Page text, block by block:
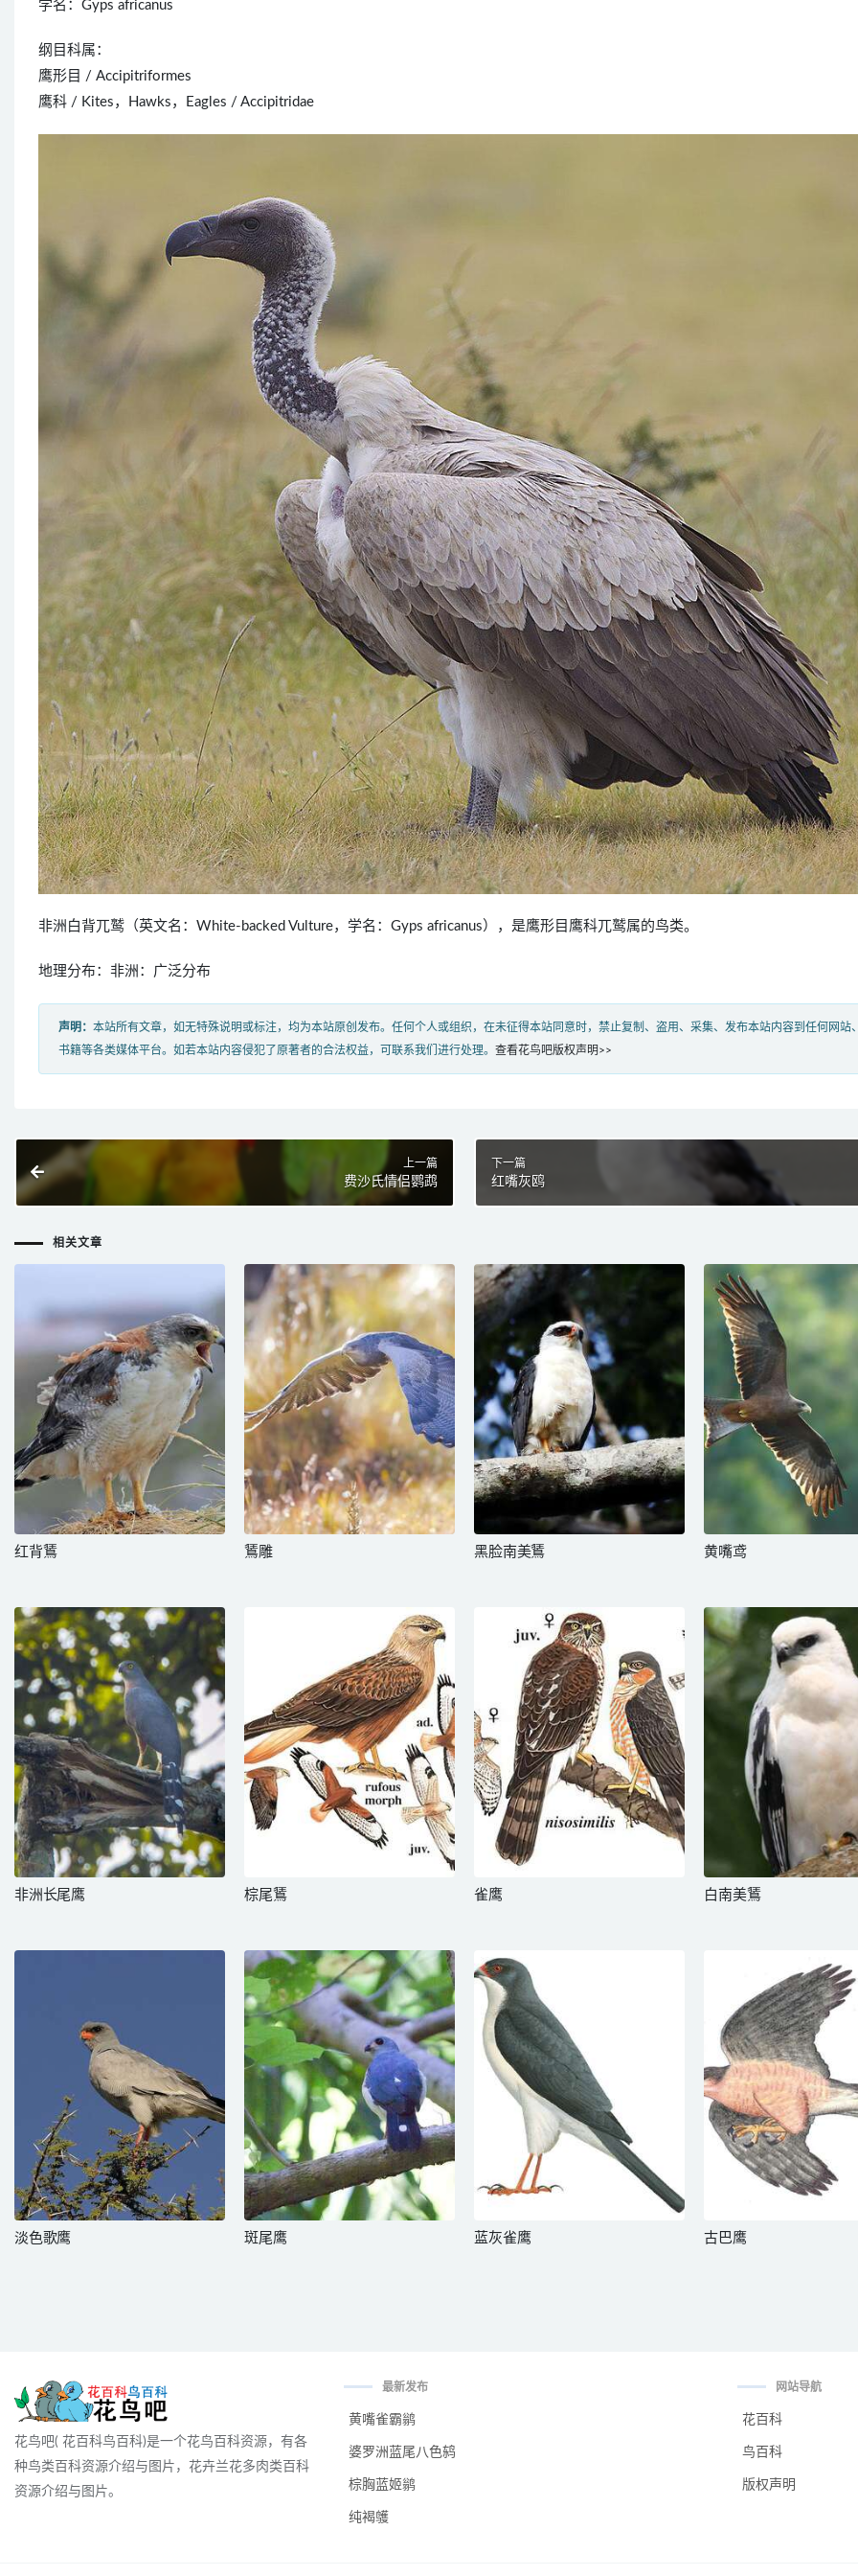
学名：Gyps africanus
纲目科属：
鹰形目 / Accipitriformes
鹰科 / Kites，Hawks，Eagles / Accipitridae
非洲白背兀鹫（英文名：White-backed Vulture，学名：Gyps africanus），是鹰形目鹰科兀鹫属的鸟类。
地理分布：非洲：广泛分布
声明： 本站所有文章，如无特殊说明或标注，均为本站原创发布。任何个人或组织，在未征得本站同意时，禁止复制、盗用、采集、发布本站内容到任何网站
书籍等各类媒体平台。如若本站内容侵犯了原著者的合法权益，可联系我们进行处理。 查看花鸟吧版权声明>>
上一篇
费沙氏情侣鹦鹉
下一篇
红嘴灰鸥
相关文章
红背鵟 鵟雕 黑脸南美鵟 黄嘴鸢
非洲长尾鹰 棕尾鵟 雀鹰 白南美鵟
淡色歌鹰 斑尾鹰 蓝灰雀鹰 古巴鹰
花鸟吧( 花百科鸟百科)是一个花鸟百科资源，有各
种鸟类百科资源介绍与图片，花卉兰花多肉类百科
资源介绍与图片。
最新发布
黄嘴雀霸鹟
婆罗洲蓝尾八色鸫
棕胸蓝姬鹟
纯褐鹱
网站导航
花百科
鸟百科
版权声明